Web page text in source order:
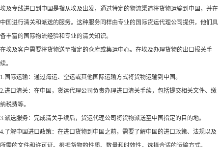
埃及专线进口到中国是指从埃及出发，通过特定的物流渠道将货物运输到中国，并在
中国进行清关和派送的服务。这种服务同样由专业的国际货运代理公司提供，他们具
备丰富的国际物流经验和专业的清关知识。
在埃及客户需要将货物送至指定的仓库或集运中心。在埃及办理货物的出口报关手
续。
1.国际运输：通过海运、空运或其他国际运输方式将货物运输到中国。
2.进口清关：在中国，货运代理公司负责办理进口清关手续，包括提交相关文件、缴
纳税费等。
3.派送服务：完成清关手续后，货运代理公司将货物派送至中国指定的目的地。
4.了解中国进口政策：在进口货物到中国之前，需要了解中国的进口政策、法规以及
所需的文件和许可证。根据货物的性质、数量和时效性，选择合适的运输方式。